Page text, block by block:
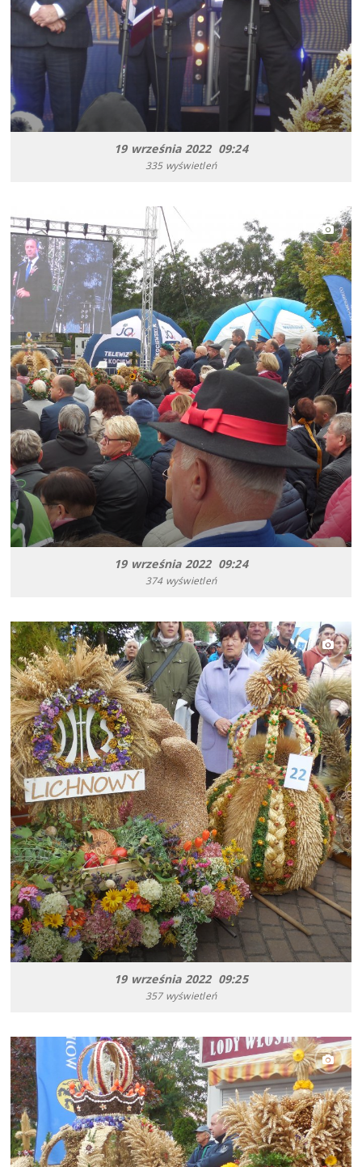
19 września 2022 09:24
335 wyświetleń
19 września 2022 09:24
374 wyświetleń
19 września 2022 09:25
357 wyświetleń